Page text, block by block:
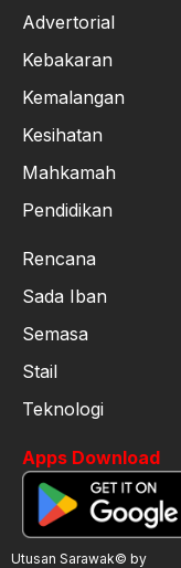
Advertorial
Kebakaran
Kemalangan
Kesihatan
Mahkamah
Pendidikan
Rencana
Sada Iban
Semasa
Stail
Teknologi
Apps Download
Utusan Sarawak© by